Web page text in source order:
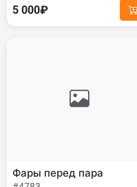
5 000₽
Фары перед пара